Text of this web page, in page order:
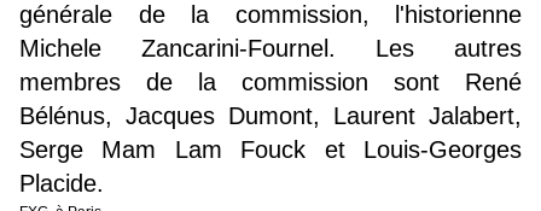
générale de la commission, l'historienne
Michele Zancarini-Fournel. Les autres
membres de la commission sont René
Bélénus, Jacques Dumont, Laurent Jalabert,
Serge Mam Lam Fouck et Louis-Georges
Placide.